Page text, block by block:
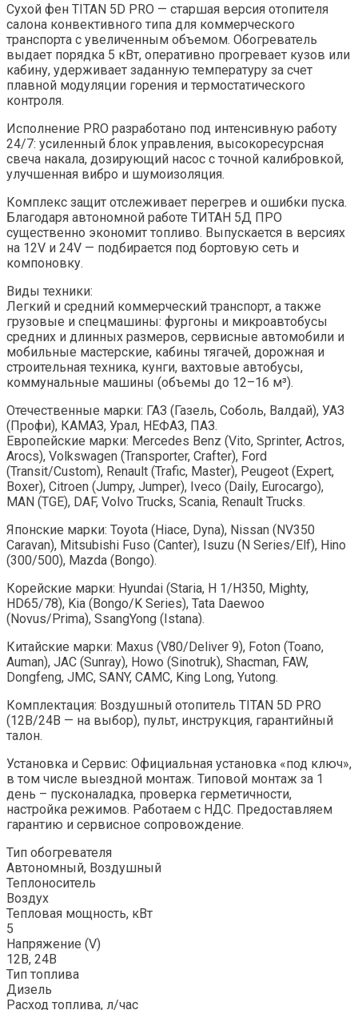
Сухой фен TITAN 5D PRO — старшая версия отопителя
салона конвективного типа для коммерческого
транспорта с увеличенным объемом. Обогреватель
выдает порядка 5 кВт, оперативно прогревает кузов или
кабину, удерживает заданную температуру за счет
плавной модуляции горения и термостатического
контроля.
Исполнение PRO разработано под интенсивную работу
24/7: усиленный блок управления, высокоресурсная
свеча накала, дозирующий насос с точной калибровкой,
улучшенная вибро и шумоизоляция.
Комплекс защит отслеживает перегрев и ошибки пуска.
Благодаря автономной работе ТИТАН 5Д ПРО
существенно экономит топливо. Выпускается в версиях
на 12V и 24V — подбирается под бортовую сеть и
компоновку.
Виды техники:
Легкий и средний коммерческий транспорт, а также
грузовые и спецмашины: фургоны и микроавтобусы
средних и длинных размеров, сервисные автомобили и
мобильные мастерские, кабины тягачей, дорожная и
строительная техника, кунги, вахтовые автобусы,
коммунальные машины (объемы до 12–16 м³).
Отечественные марки: ГАЗ (Газель, Соболь, Валдай), УАЗ
(Профи), КАМАЗ, Урал, НЕФАЗ, ПАЗ.
Европейские марки: Mercedes Benz (Vito, Sprinter, Actros,
Arocs), Volkswagen (Transporter, Crafter), Ford
(Transit/Custom), Renault (Trafic, Master), Peugeot (Expert,
Boxer), Citroen (Jumpy, Jumper), Iveco (Daily, Eurocargo),
MAN (TGE), DAF, Volvo Trucks, Scania, Renault Trucks.
Японские марки: Toyota (Hiace, Dyna), Nissan (NV350
Caravan), Mitsubishi Fuso (Canter), Isuzu (N Series/Elf), Hino
(300/500), Mazda (Bongo).
Корейские марки: Hyundai (Staria, H 1/H350, Mighty,
HD65/78), Kia (Bongo/K Series), Tata Daewoo
(Novus/Prima), SsangYong (Istana).
Китайские марки: Maxus (V80/Deliver 9), Foton (Toano,
Auman), JAC (Sunray), Howo (Sinotruk), Shacman, FAW,
Dongfeng, JMC, SANY, CAMC, King Long, Yutong.
Комплектация: Воздушный отопитель TITAN 5D PRO
(12В/24В — на выбор), пульт, инструкция, гарантийный
талон.
Установка и Сервис: Официальная установка «под ключ»,
в том числе выездной монтаж. Типовой монтаж за 1
день – пусконаладка, проверка герметичности,
настройка режимов. Работаем с НДС. Предоставляем
гарантию и сервисное сопровождение.
Тип обогревателя
Автономный, Воздушный
Теплоноситель
Воздух
Тепловая мощность, кВт
5
Напряжение (V)
12В, 24В
Тип топлива
Дизель
Расход топлива, л/час